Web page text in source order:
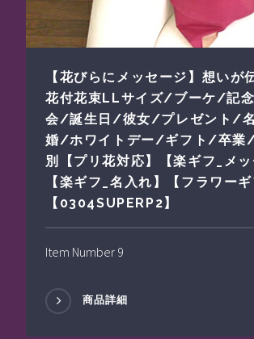
【花びらにメッセージ】想いが
花付花束LLサイズ/ブーケ/記
会/誕生日/彼女/プレゼント/
婚/ホワイトデー/ギフト/卒
別【プリ花対応】【楽ギフ_メッ
【楽ギフ_名入れ】【フラワーギ
【0304SUPERP2】
Item Number 9
商品詳細